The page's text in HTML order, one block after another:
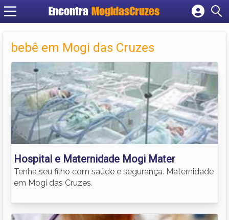
Encontra MogidasCruzes
Cadastrar empresa
Criar conta
bebê em Mogi das Cruzes
Hospital e Maternidade Mogi Mater
Tenha seu filho com saúde e segurança. Maternidade
em Mogi das Cruzes.